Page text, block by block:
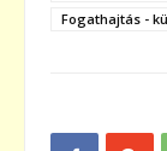
Fogathajtás -